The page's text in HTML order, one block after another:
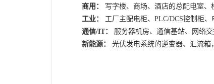
商用：
写字楼、商场、酒店的总配电室
工业：
工厂主配电柜、 PLC/DCS控制柜、
通信/IT：
服务器机房、通信基站、网络交
新能源：
光伏发电系统的逆变器、汇流箱